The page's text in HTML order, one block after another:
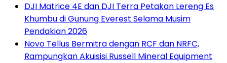
DJI Matrice 4E dan DJI Terra Petakan Lereng Es
Khumbu di Gunung Everest Selama Musim
Pendakian 2026
Novo Tellus Bermitra dengan RCF dan NRFC,
Rampungkan Akuisisi Russell Mineral Equipment